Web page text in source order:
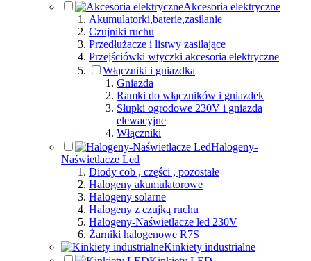
Akcesoria elektryczne
Akumulatorki,baterie,zasilanie
Czujniki ruchu
Przedłużacze i listwy zasilające
Przejściówki wtyczki akcesoria elektryczne
Włączniki i gniazdka
Gniazda
Ramki do włączników i gniazdek
Słupki ogrodowe 230V i gniazda
elewacyjne
Włączniki
Halogeny-
Naświetlacze Led
Diody cob , części , pozostałe
Halogeny akumulatorowe
Halogeny solarne
Halogeny z czujką ruchu
Halogeny-Naświetlacze led 230V
Żarniki halogenowe R7S
Kinkiety industrialne